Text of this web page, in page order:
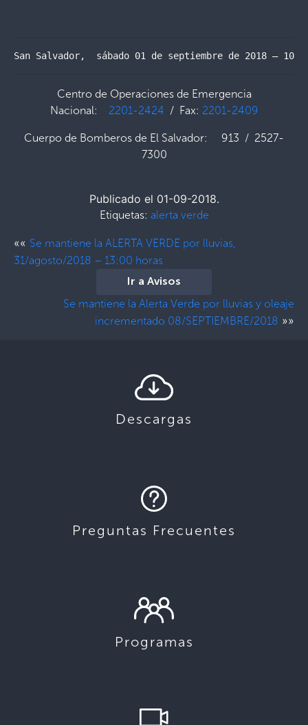
San Salvador,  sábado 01 de septiembre de 2018 –
Centro de Operaciones de Emergencia
Nacional: 2201-2424 / Fax: 2201-2409
Cuerpo de Bomberos de El Salvador: 913 / 2527-
7300
Publicado el 01-09-2018.
Etiquetas: alerta verde
«« Se mantiene la ALERTA VERDE por lluvias,
31/agosto/2018 – 13:00 horas
Ir a Avisos
Se mantiene la Alerta Verde por lluvias y oleaje
incrementado 08/SEPTIEMBRE/2018 »»
Descargas
Preguntas Frecuentes
Programas